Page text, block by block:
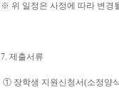
※ 위 일정은 사정에 따라 변경
7. 제출서류
① 장학생 지원신청서(소정양